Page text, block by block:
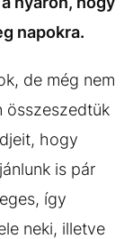
napokra.
de még nem
összeszedtük
hogy
is pár
így
neki, illetve